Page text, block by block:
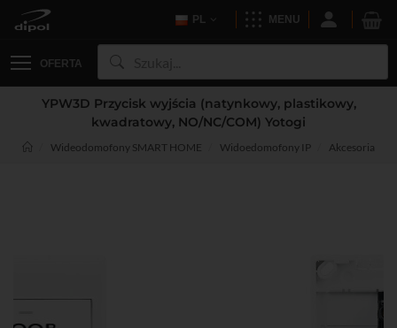
PL MENU
OFERTA
YPW3D Przycisk wyjścia (natynkowy, plastikowy,
kwadratowy, NO/NC/COM) Yotogi
Wideodomofony SMART HOME Widoedomofony IP Akcesoria